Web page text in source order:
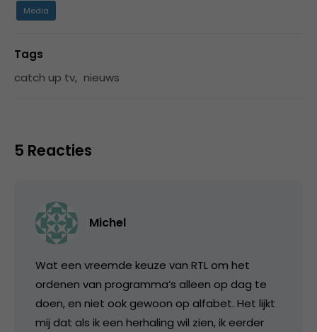
Media
Tags
catch up tv, nieuws
5 Reacties
Michel
Wat een vreemde keuze van RTL om het
ordenen van programma’s alleen op dag te
doen, en niet ook gewoon op alfabet. Het lijkt
mij dat als ik een herhaling wil zien, ik eerder